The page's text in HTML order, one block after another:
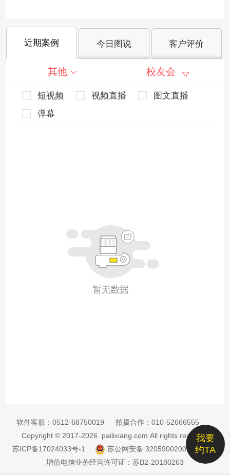
近期案例 今日图说 客户评价
其他 校友会
短视频 视频直播
图文直播
弹幕
我要
约TA
软件客服： 0512-68750019 拍摄合作： 010-52666555
Copyright © 2017-2026 pailixiang.com All rights reserved
苏ICP备17024033号-1
苏公网安备 32059002002885号
增值电信业务经营许可证：苏B2-20180263